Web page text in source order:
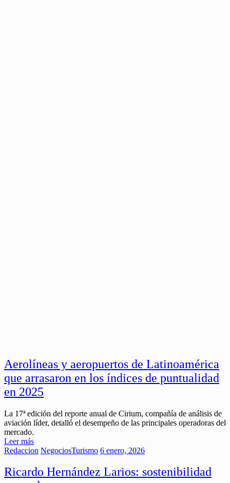
Aerolíneas y aeropuertos de Latinoamérica
que arrasaron en los índices de puntualidad
en 2025
La 17ª edición del reporte anual de Cirium, compañía de análisis de
aviación líder, detalló el desempeño de las principales operadoras del
mercado.
Leer más
Redaccion NegociosTurismo 6 enero, 2026
Ricardo Hernández Larios: sostenibilidad